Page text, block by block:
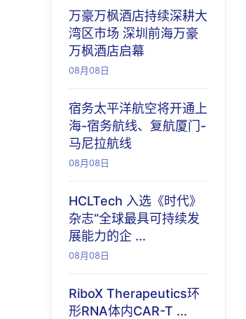
万豪万枫酒店持续深耕大
湾区市场 深圳前海万豪
万枫酒店启幕
08月08日
宿务太平洋航空将开通上
海-宿务航线、复航厦门-
马尼拉航线
08月08日
HCLTech 入选《时代》
杂志“全球最具可持续发
展能力的企 ...
08月08日
RiboX Therapeutics环
形RNA体内CAR-T ...